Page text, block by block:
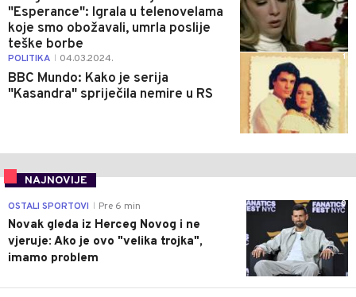
"Esperance": Igrala u telenovelama
koje smo obožavali, umrla poslije
teške borbe
POLITIKA 04.03.2024.
BBC Mundo: Kako je serija
"Kasandra" spriječila nemire u RS
1
NAJNOVIJE
0
OSTALI SPORTOVI Pre 6 min
Novak gleda iz Herceg Novog i ne
vjeruje: Ako je ovo "velika trojka",
imamo problem